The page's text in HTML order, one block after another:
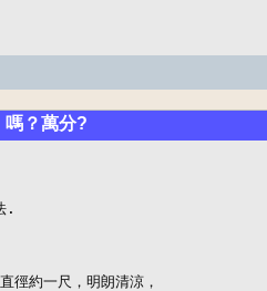
嗎？萬分?
.
徑約一尺，明朗清涼，